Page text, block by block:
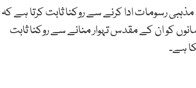
رسومات ادا کرنے سے روکنا ثابت کرتا ہے کہ
کو ان کے مقدس تہوار منانے سے روکنا ثابت
ہے۔